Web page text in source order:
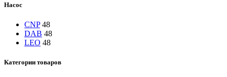
Насос
CNP 48
DAB 48
LEO 48
Категории товаров